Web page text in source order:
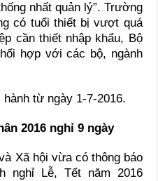
nhất quản lý”. Trường
có tuổi thiết bị vượt quá
cần thiết nhập khẩu, Bộ
hợp với các bộ, ngành
từ ngày 1-7-2016.
2016 nghỉ 9 ngày
Xã hội vừa có thông báo
nghỉ Lễ, Tết năm 2016